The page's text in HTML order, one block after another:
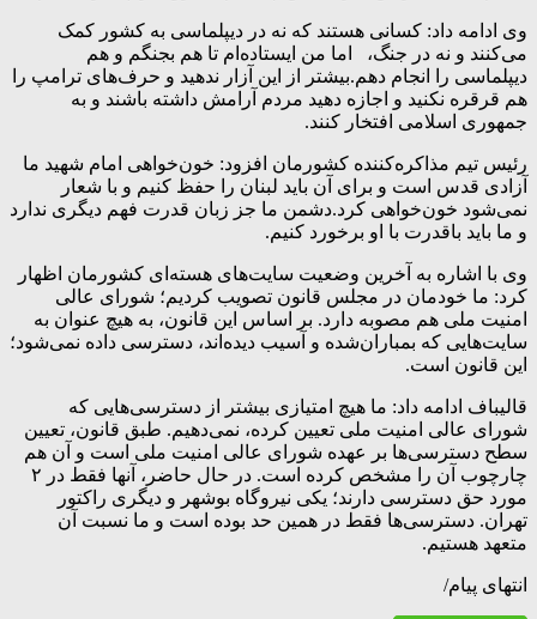
وی ادامه داد: کسانی هستند که نه در دیپلماسی به کشور کمک
می‌کنند و نه در جنگ، اما من ایستاده‌ام تا هم بجنگم و هم
دیپلماسی را انجام دهم.بیشتر از این آزار ندهید و حرف‌های ترامپ را
هم قرقره نکنید و اجازه دهید مردم آرامش داشته باشند و به
جمهوری اسلامی افتخار کنند.
رئیس تیم مذاکره‌کننده کشورمان افزود: خون‌خواهی امام شهید ما
آزادی قدس است و برای آن باید لبنان را حفظ کنیم و با شعار
نمی‌شود خون‌خواهی کرد.دشمن ما جز زبان قدرت فهم دیگری ندارد
و ما باید باقدرت با او برخورد کنیم.
وی با اشاره به آخرین وضعیت سایت‌های هسته‌ای کشورمان اظهار
کرد: ما خودمان در مجلس قانون تصویب کردیم؛ شورای عالی
امنیت ملی هم مصوبه دارد. بر اساس این قانون، به هیچ عنوان به
سایت‌هایی که بمباران‌شده و آسیب دیده‌اند، دسترسی داده نمی‌شود؛
این قانون است.
قالیباف ادامه داد: ما هیچ امتیازی بیشتر از دسترسی‌هایی که
شورای عالی امنیت ملی تعیین کرده، نمی‌دهیم. طبق قانون، تعیین
سطح دسترسی‌ها بر عهده شورای عالی امنیت ملی است و آن هم
چارچوب آن را مشخص کرده است. در حال حاضر، آنها فقط در ۲
مورد حق دسترسی دارند؛ یکی نیروگاه بوشهر و دیگری راکتور
تهران. دسترسی‌ها فقط در همین حد بوده است و ما نسبت آن
متعهد هستیم.
انتهای پیام/